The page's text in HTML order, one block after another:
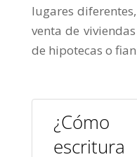
lugares
venta de
de hipotecas o